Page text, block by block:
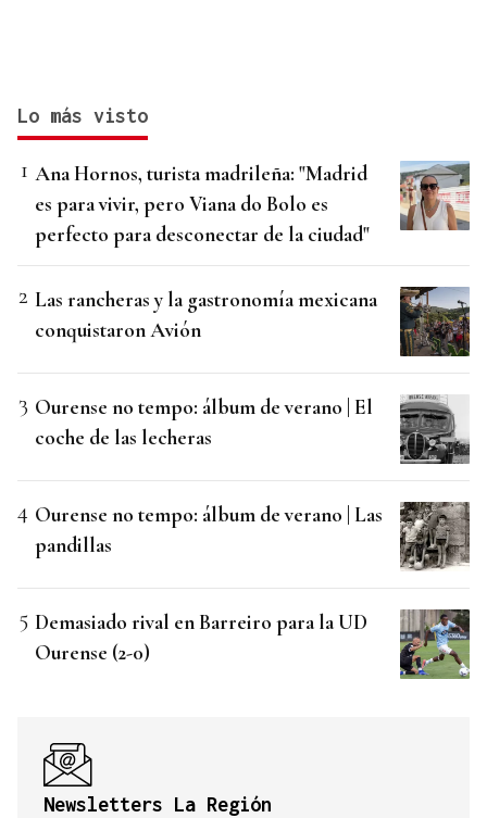
Lo más visto
Ana Hornos, turista madrileña: "Madrid
es para vivir, pero Viana do Bolo es
perfecto para desconectar de la ciudad"
Las rancheras y la gastronomía mexicana
conquistaron Avión
Ourense no tempo: álbum de verano | El
coche de las lecheras
Ourense no tempo: álbum de verano | Las
pandillas
Demasiado rival en Barreiro para la UD
Ourense (2-0)
Newsletters La Región